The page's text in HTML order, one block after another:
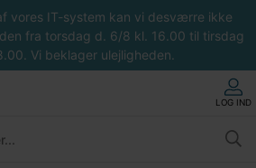
vores IT-system kan vi desværre ikke
fra torsdag d. 6/8 kl. 16.00 til tirsdag
Vi beklager ulejligheden.
LOG IND